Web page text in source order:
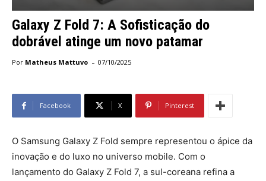
Galaxy Z Fold 7: A Sofisticação do
dobrável atinge um novo patamar
Por Matheus Mattuvo - 07/10/2025
Facebook X Pinterest
O Samsung Galaxy Z Fold sempre representou o ápice da
inovação e do luxo no universo mobile. Com o
lançamento do Galaxy Z Fold 7, a sul-coreana refina a